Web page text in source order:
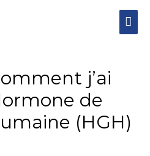
j’ai
de
(HGH)